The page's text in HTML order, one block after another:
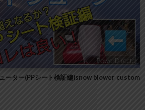
ーター(PPシート検証編)snow blower custom